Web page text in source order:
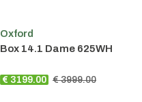
Oxford
Box 14.1 Dame 625WH
€ 3199.00 € 3999.00